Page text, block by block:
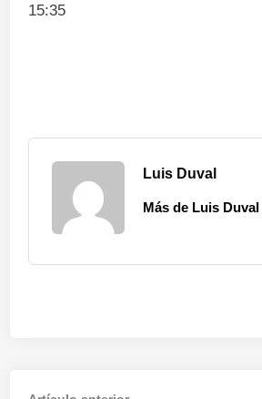
15:35
Luis Duval
Más de Luis Duval